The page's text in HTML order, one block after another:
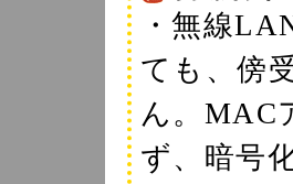
・無線
ても、傍
ん。MAC
ず、暗号